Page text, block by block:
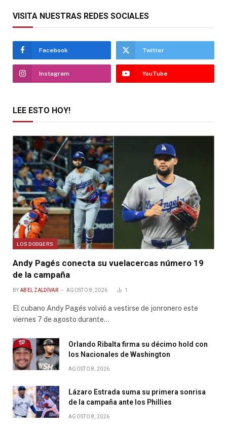
VISITA NUESTRAS REDES SOCIALES
Facebook Twitter
Instagram YouTube
LEE ESTO HOY!
LOS DODGERS
Andy Pagés conecta su vuelacercas número 19
de la campaña
BY ABEL ZALDÍVAR AGOSTO 8, 2026 1
El cubano Andy Pagés volvió a vestirse de jonronero este
viernes 7 de agosto durante…
Orlando Ribalta firma su décimo hold con
los Nacionales de Washington
AGOSTO 8, 2026
Lázaro Estrada suma su primera sonrisa
de la campaña ante los Phillies
AGOSTO 8, 2026